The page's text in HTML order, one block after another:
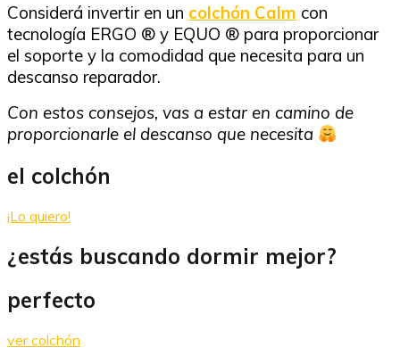
Considerá invertir en un colchón Calm con
tecnología ERGO ® y EQUO ® para proporcionar
el soporte y la comodidad que necesita para un
descanso reparador.
Con estos consejos, vas a estar en camino de
proporcionarle el descanso que necesita
el colchón
¡Lo quiero!
¿estás buscando dormir mejor?
perfecto
ver colchón